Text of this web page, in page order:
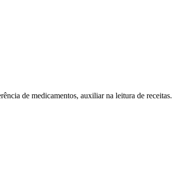
de medicamentos, auxiliar na leitura de receitas.